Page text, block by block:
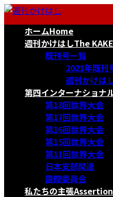
コ
ナ
ホームHome
週刊かけはしThe
既刊号一覧
2021年既刊
週刊かけは
第四インターナショナ
第18回世界大会
第17回世界大会
第16回世界大会
第15回世界大会
第11回世界大会
日本支部関連
国際委員会
私たちの主張